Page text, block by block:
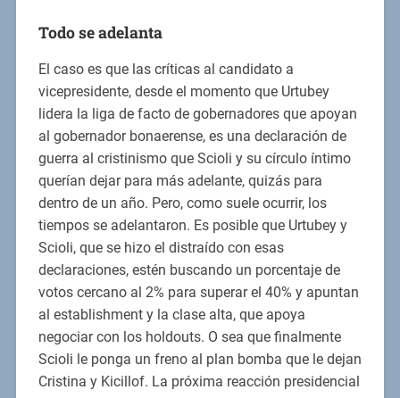
Todo se adelanta
El caso es que las críticas al candidato a
vicepresidente, desde el momento que Urtubey
lidera la liga de facto de gobernadores que apoyan
al gobernador bonaerense, es una declaración de
guerra al cristinismo que Scioli y su círculo íntimo
querían dejar para más adelante, quizás para
dentro de un año. Pero, como suele ocurrir, los
tiempos se adelantaron. Es posible que Urtubey y
Scioli, que se hizo el distraído con esas
declaraciones, estén buscando un porcentaje de
votos cercano al 2% para superar el 40% y apuntan
al establishment y la clase alta, que apoya
negociar con los holdouts. O sea que finalmente
Scioli le ponga un freno al plan bomba que le dejan
Cristina y Kicillof. La próxima reacción presidencial